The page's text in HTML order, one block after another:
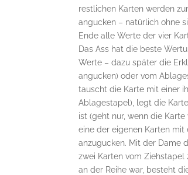
restlichen Karten werden
angucken – natürlich ohne
Ende alle Werte der vier
Das Ass hat die beste
Werte – dazu später die
angucken) oder vom
tauscht die Karte mit einer
Ablagestapel), legt die
ist (geht nur, wenn die
eine der eigenen Karten
anzugucken. Mit der Dame
zwei Karten vom
an der Reihe war, besteht